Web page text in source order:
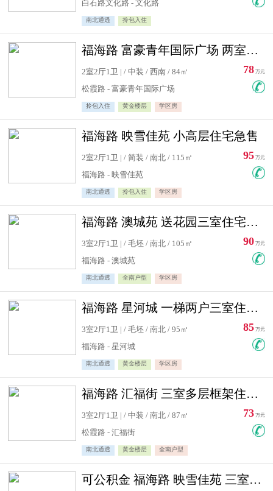
白石路文化路 - 文化路
南北通透 拎包入住
福海路 富豪青年国际广场 两室住宅急售
2室2厅1卫 | / 中装 / 西南 / 84㎡
松霞路 - 富豪青年国际广场
拎包入住 黄金楼层 学区房
78 万元
福海路 映雪佳苑 小高层住宅急售
2室2厅1卫 | / 简装 / 南北 / 115㎡
福海路 - 映雪佳苑
南北通透 拎包入住 学区房
95 万元
福海路 澳城苑 送花园三室住宅急售
3室2厅1卫 | / 毛坯 / 南北 / 105㎡
福海路 - 澳城苑
南北通透 全南户型 学区房
90 万元
福海路 星河城 一梯两户三室住宅急售
3室2厅1卫 | / 毛坯 / 南北 / 95㎡
福海路 - 星河城
南北通透 黄金楼层 学区房
85 万元
福海路 汇福街 三室多层框架住宅急售
3室2厅1卫 | / 中装 / 南北 / 87㎡
松霞路 - 汇福街
南北通透 黄金楼层 全南户型
73 万元
可公积金 福海路 映雪佳苑 三室住宅急售送小棚